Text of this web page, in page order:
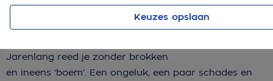
Jarenlang reed je zonder brokken
en ineens ‘boem’. Een ongeluk, een paar schades en
Keuzes opslaan